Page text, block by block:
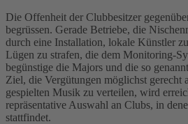
Die Offenheit der Clubbesitzer
begrüssen. Gerade Betriebe, die
durch eine Installation, lokale Künstler
Lügen zu strafen, die dem Monitoring-
begünstige die Majors und die so
Ziel, die Vergütungen möglichst gerecht
gespielten Musik zu verteilen, wird
repräsentative Auswahl an Clubs, in
stattfindet.